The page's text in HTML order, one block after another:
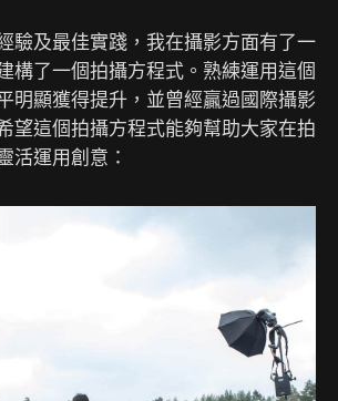
驗及最佳實踐，我在攝影方面有了一
構了一個拍攝方程式。熟練運用這個
明顯獲得提升，並曾經贏過國際攝影
望這個拍攝方程式能夠幫助大家在拍
活運用創意：